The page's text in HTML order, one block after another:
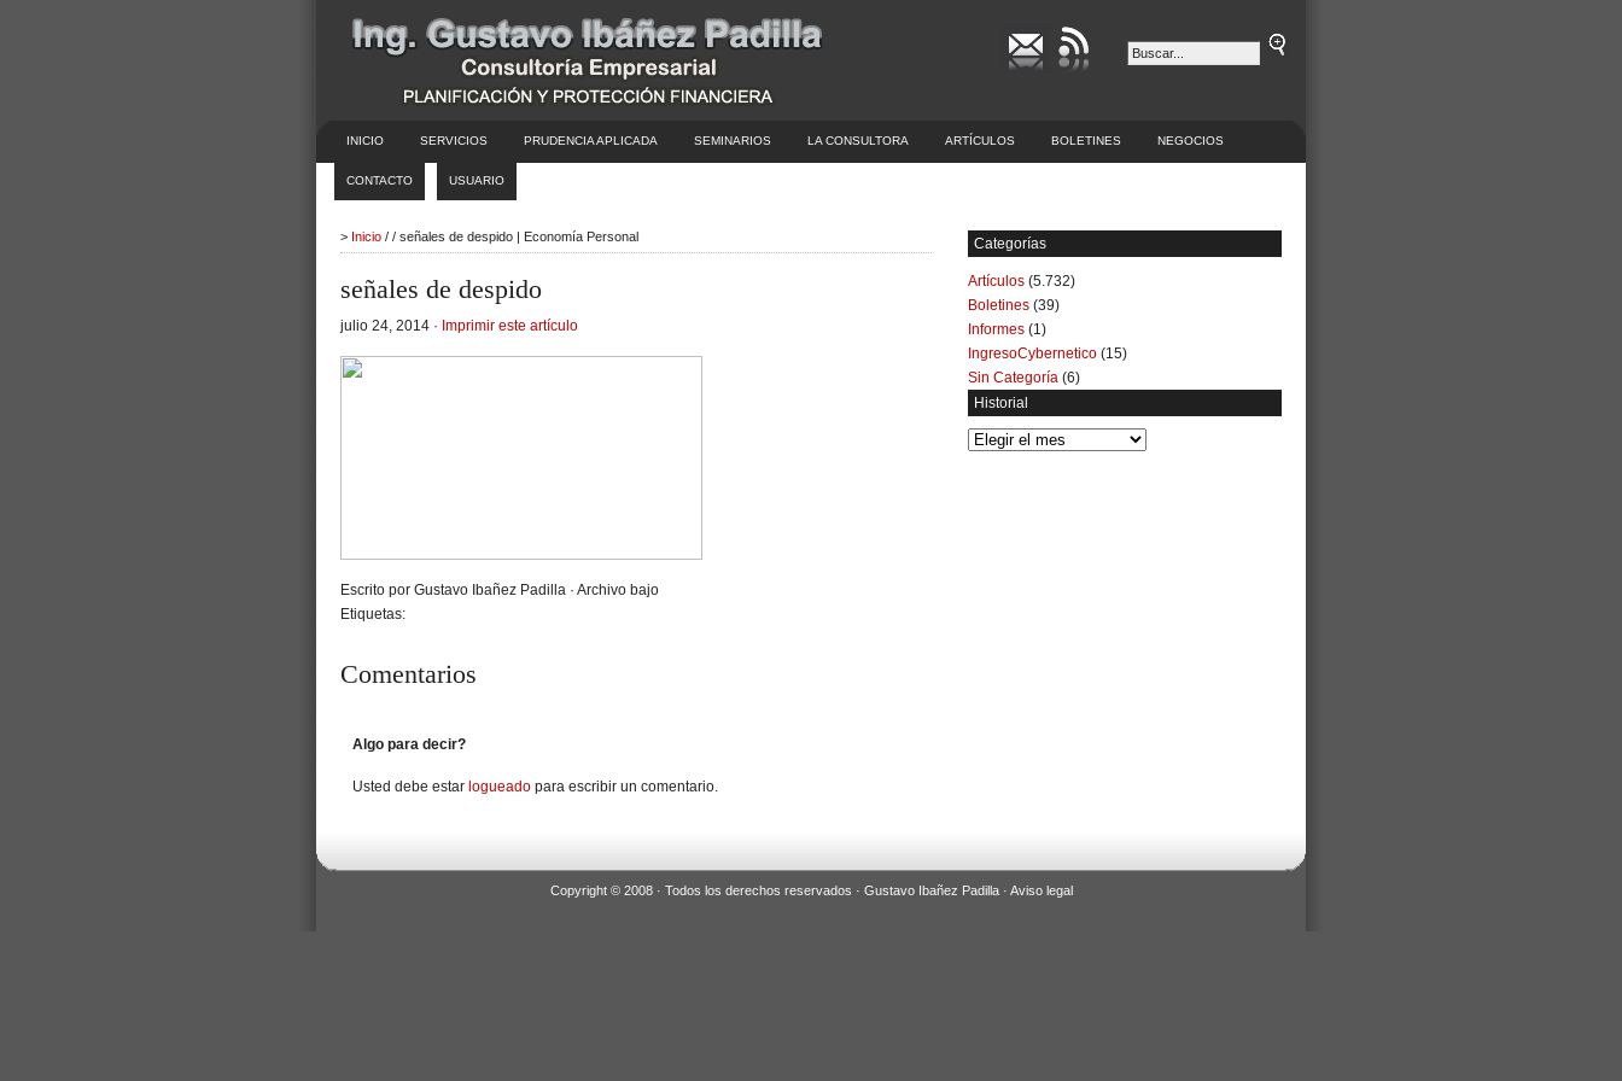
INICIO SERVICIOS PRUDENCIA APLICADA SEMINARIOS LA CONSULTORA ARTÍCULOS BOLETINES NEGOCIOS
CONTACTO USUARIO
> Inicio / / señales de despido | Economía Personal
señales de despido
julio 24, 2014 · Imprimir este artículo
Escrito por Gustavo Ibañez Padilla · Archivo bajo
Etiquetas:
Comentarios
Algo para decir?
Usted debe estar logueado para escribir un comentario.
Categorías
Artículos (5.732)
Boletines (39)
Informes (1)
IngresoCybernetico (15)
Sin Categoría (6)
Historial
Historial
Copyright © 2008 · Todos los derechos reservados · Gustavo Ibañez Padilla · Aviso legal